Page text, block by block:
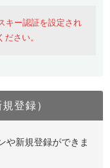
キー認証を設定され
ださい。
登録）
や新規登録ができま